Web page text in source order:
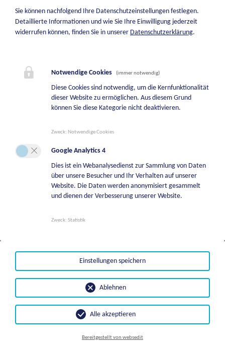
+43 4212 5555-408
Anreise mit der ÖBB
und sicher ans Ziel. Die S-Bahn Kärnten
ist die ideale Anreisemöglichkeit zum St.
Veiter Wiesenmarkt, immerhin ist die
perfekt an dieses Netz angebunden.
Tagen Sonderzüge der ÖBB! Alle Infos auf
https://fahrplan.oebb.at.
NÄHERE INFORMATIONEN UNTER
Sie können nachfolgend Ihre Datenschutzeinstellungen festlegen.
Detaillierte Informationen und wie Sie Ihre Einwilligung jederzeit
widerrufen können, finden Sie in unserer Datenschutzerklärung.
Notwendige Cookies (immer notwendig)
Diese Cookies sind notwendig, um die Kernfunktionalität
dieser Website zu ermöglichen. Aus diesem Grund
können Sie diese Kategorie nicht deaktivieren.
Zweck: Notwendige Cookies
Google Analytics 4
Dies ist ein Webanalysedienst zur Sammlung von Daten
über unsere Besucher und Ihr Verhalten auf unserer
Website. Die Daten werden anonymisiert gesammelt
und dienen der Verbesserung unserer Website.
Zweck: Statistik
Ablehnen
Einstellungen speichern
Alle akzeptieren
Bereitgestellt von websedit